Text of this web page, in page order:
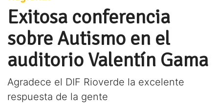
Exitosa conferencia
sobre Autismo en el
auditorio Valentín Gama
Agradece el DIF Rioverde la excelente
respuesta de la gente